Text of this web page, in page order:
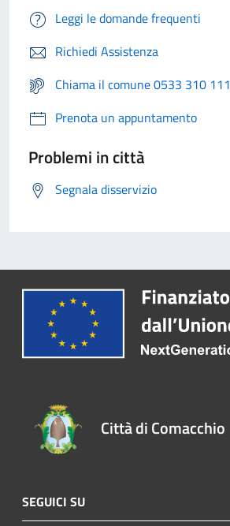
Leggi le domande frequenti
Richiedi Assistenza
Chiama il comune 0533 310 111
Prenota un appuntamento
Problemi in città
Segnala disservizio
Città di Comacchio
SEGUICI SU